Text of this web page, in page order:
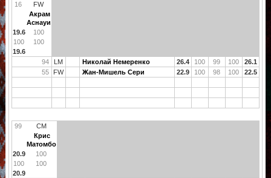
16
FW
Акрам
Аснауи
19.6
100
100
100
19.6
94
LM Николай Немеренко 26.4 100 99 100
26.1
55
FW Жан-Мишель Сери 22.9 100 98 100 22.5
99
CM
Крис
Матомбо
20.9
100
100
100
20.9